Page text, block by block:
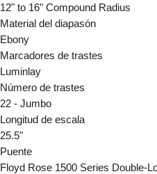
12" to 16" Compound Radius
Material del diapasón
Ebony
Marcadores de trastes
Luminlay
Número de trastes
22 - Jumbo
Longitud de escala
25.5"
Puente
Floyd Rose 1500 Series Double-